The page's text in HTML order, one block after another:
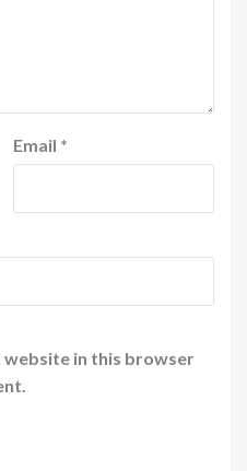
Email *
website in this browser